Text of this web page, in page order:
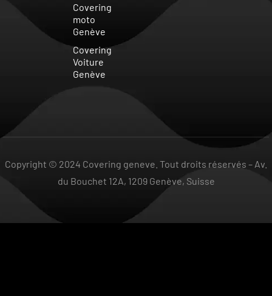
Covering
moto
Genève
Covering
Voiture
Genève
Copyright © 2024 Covering geneve. Tout droits réservés – Av.
du Bouchet 12A, 1209 Genève, Suisse